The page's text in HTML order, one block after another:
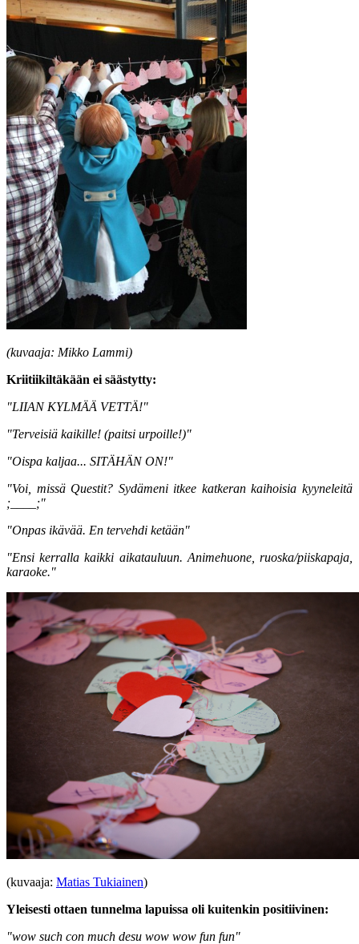
(kuvaaja: Mikko Lammi)
Kriitiikiltäkään ei säästytty:
"LIIAN KYLMÄÄ VETTÄ!"
"Terveisiä kaikille! (paitsi urpoille!)"
"Oispa kaljaa... SITÄHÄN ON!"
"Voi, missä Questit? Sydämeni itkee katkeran kaihoisia kyyneleitä
;____;"
"Onpas ikävää. En tervehdi ketään"
"Ensi kerralla kaikki aikatauluun. Animehuone, ruoska/piiskapaja,
karaoke."
(kuvaaja: Matias Tukiainen)
Yleisesti ottaen tunnelma lapuissa oli kuitenkin positiivinen:
"wow such con much desu wow wow fun fun"